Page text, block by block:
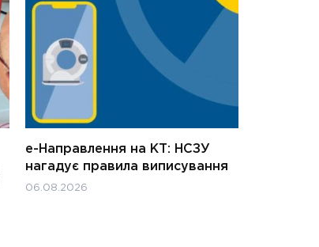
е-Направлення на КТ: НСЗУ
нагадує правила виписування
06.08.2026